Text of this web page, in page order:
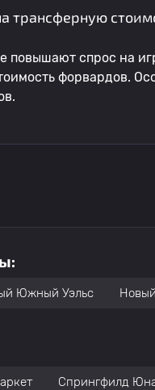
трансферную
повышают спрос на
форвардов.
Южный Уэльс
Спрингфилд